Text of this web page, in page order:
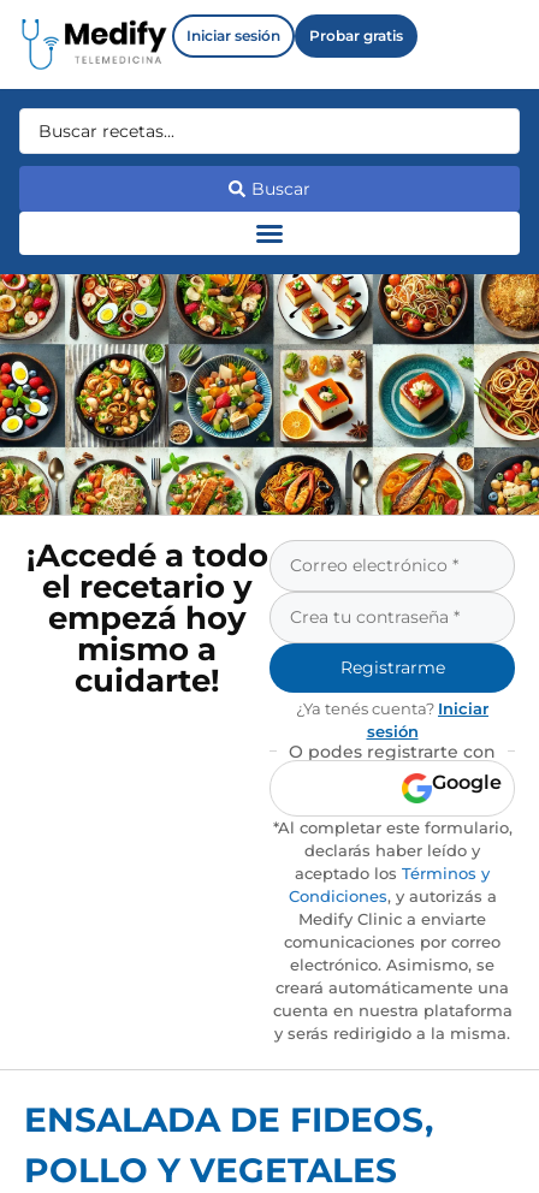
Iniciar sesión Probar gratis
Buscar
¡Accedé a todo
el recetario y
empezá hoy
mismo a
cuidarte!
Registrarme
¿Ya tenés cuenta? Iniciar
sesión
O podes registrarte con
Google
*Al completar este formulario,
declarás haber leído y
aceptado los Términos y
Condiciones, y autorizás a
Medify Clinic a enviarte
comunicaciones por correo
electrónico. Asimismo, se
creará automáticamente una
cuenta en nuestra plataforma
y serás redirigido a la misma.
ENSALADA DE FIDEOS,
POLLO Y VEGETALES